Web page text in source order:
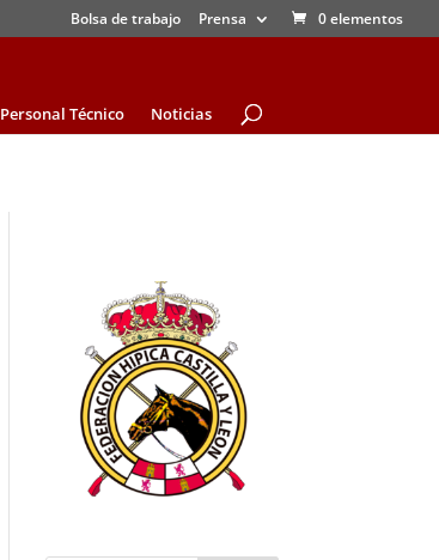
Bolsa de trabajo Prensa 0 elementos
Personal Técnico Noticias